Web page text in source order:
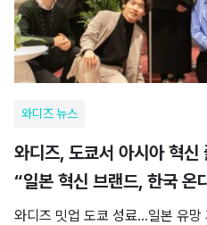
와디즈 뉴스
와디즈, 도쿄서 아시아 혁
“일본 혁신 브랜드, 한국 온
와디즈 밋업 도쿄 성료…일본 유망